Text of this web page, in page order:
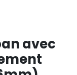
avec